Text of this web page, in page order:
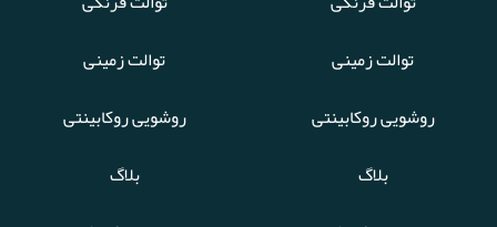
توالت زمینی
روشویی روکابینتی
بلاگ
توالت زمینی
روشویی روکابینتی
بلاگ